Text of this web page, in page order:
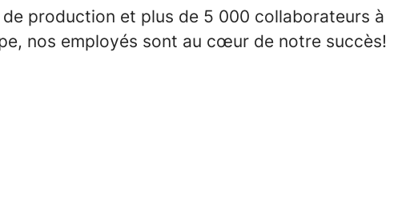
production et plus de 5 000 collaborateurs à
nos employés sont au cœur de notre succès!